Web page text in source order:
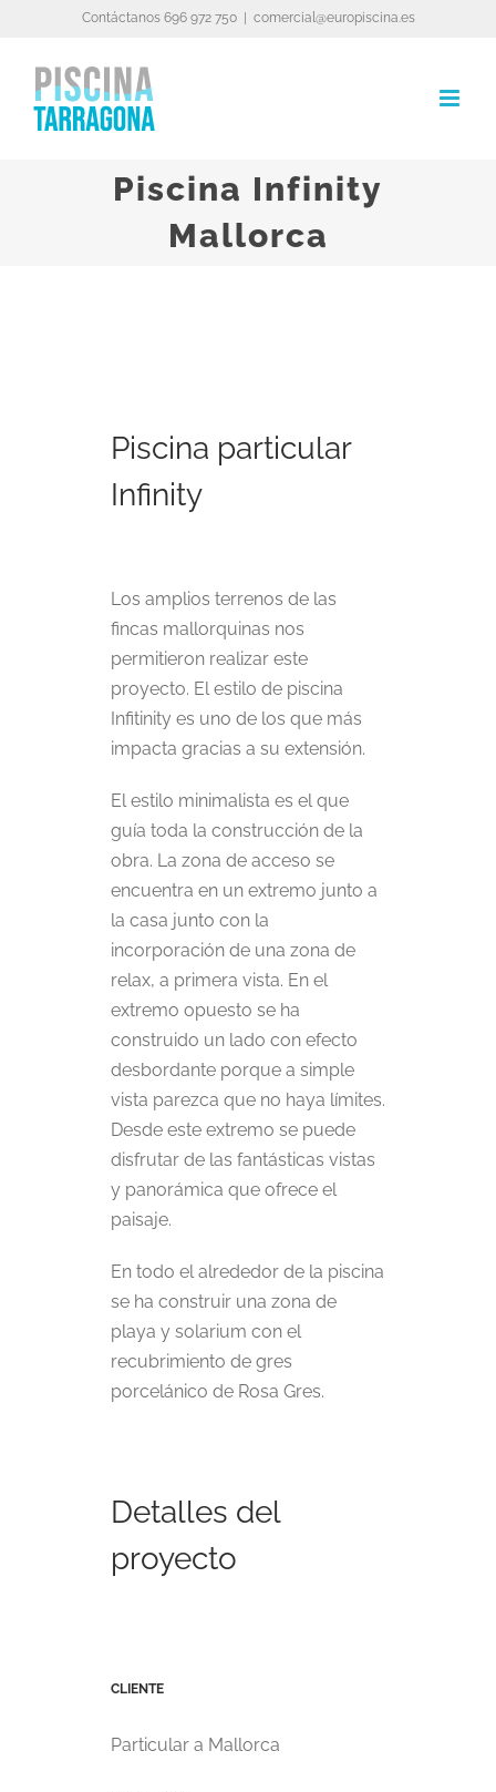
content
Contáctanos 696 972 750 comercial@europiscina.es
Piscina Infinity
Mallorca
Piscina particular
Infinity
Los amplios terrenos de las
fincas mallorquinas nos
permitieron realizar este
proyecto. El estilo de piscina
Infitinity es uno de los que más
impacta gracias a su extensión.
El estilo minimalista es el que
guía toda la construcción de la
obra. La zona de acceso se
encuentra en un extremo junto a
la casa junto con la
incorporación de una zona de
relax, a primera vista. En el
extremo opuesto se ha
construido un lado con efecto
desbordante porque a simple
vista parezca que no haya límites.
Desde este extremo se puede
disfrutar de las fantásticas vistas
y panorámica que ofrece el
paisaje.
En todo el alrededor de la piscina
se ha construir una zona de
playa y solarium con el
recubrimiento de gres
porcelánico de Rosa Gres.
Detalles del
proyecto
CLIENTE
Particular a Mallorca